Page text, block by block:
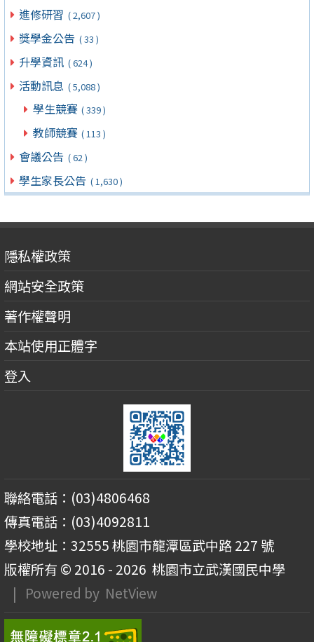
進修研習 ( 2,607 )
獎學金公告 ( 33 )
升學資訊 ( 624 )
活動訊息 ( 5,088 )
學生競賽 ( 339 )
教師競賽 ( 113 )
會議公告 ( 62 )
學生家長公告 ( 1,630 )
隱私權政策
網站安全政策
著作權聲明
本站使用正體字
登入
聯絡電話：(03)4806468
傳真電話：(03)4092811
學校地址：32555 桃園市龍潭區武中路 227 號
版權所有 © 2016 - 2026 桃園市立武漢國民中學
| Powered by NetView